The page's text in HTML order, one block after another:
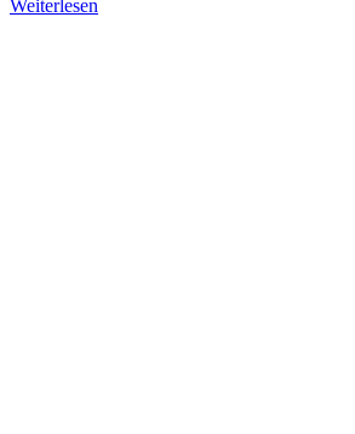
Weiterlesen